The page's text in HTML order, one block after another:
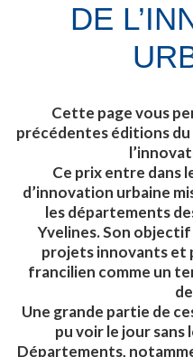
DE
Cette page vous
précédentes éditions
Ce prix entre dans
d’innovation urbaine
les départements
Yvelines. Son
projets innovants et
francilien comme un
Une grande partie de
pu voir le jour sans
Départements,